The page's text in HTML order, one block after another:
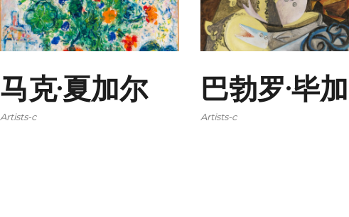
马克·夏加尔
Artists-c
巴勃罗·毕
Artists-c